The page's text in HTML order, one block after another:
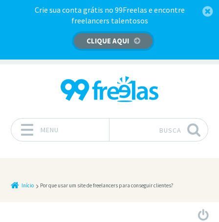
Crie sua conta grátis no 99Freelas e encontre
freelancers talentosos
CLIQUE AQUI
MENU BUSCA
Início Por que usar um site de freelancers para conseguir clientes?